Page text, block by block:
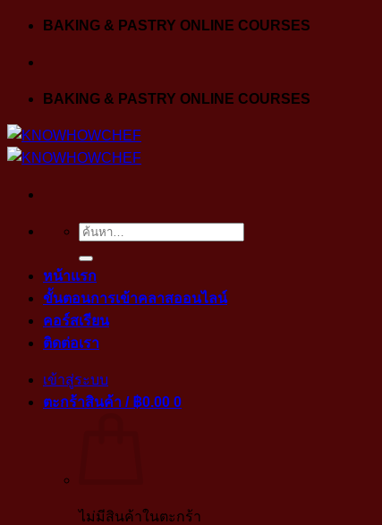
Skip
content
BAKING & PASTRY ONLINE COURSES
BAKING & PASTRY ONLINE COURSES
ค้นหา:
หน้าแรก
ขั้นตอนการเข้าคลาสออนไลน์
คอร์สเรียน
ติดต่อเรา
เข้าสู่ระบบ
ตะกร้าสินค้า / ฿0.00 0
ไม่มีสินค้าในตะกร้า